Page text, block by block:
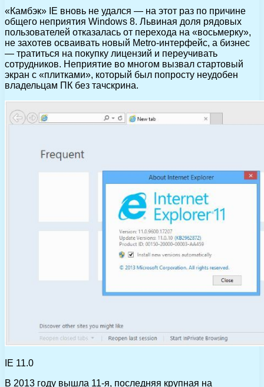
«Камбэк» IE вновь не удался — на этот раз по причине
общего неприятия Windows 8. Львиная доля рядовых
пользователей отказалась от перехода на «восьмерку»,
не захотев осваивать новый Metro-интерфейс, а бизнес
— тратиться на покупку лицензий и переучивать
сотрудников. Неприятие во многом вызвал стартовый
экран с «плитками», который был попросту неудобен
владельцам ПК без тачскрина.
IE 11.0
В 2013 году вышла 11-я, последняя крупная на